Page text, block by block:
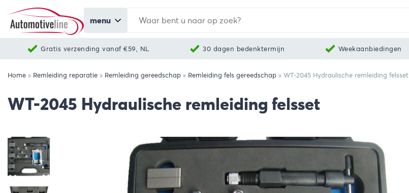
menu
Gratis verzending vanaf €59, NL 30 dagen bedenktermijn Weekaanbiedingen
Home » Remleiding reparatie » Remleiding gereedschap » Remleiding fels gereedschap » WT-2045 Hydraulische remleiding felsset
WT-2045 Hydraulische remleiding felsset